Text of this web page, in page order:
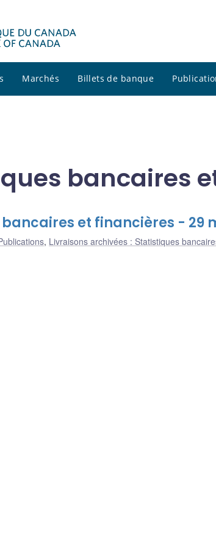
Marchés Billets de banque
bancaires
et financières - 29
, Livraisons archivées : Statistiques